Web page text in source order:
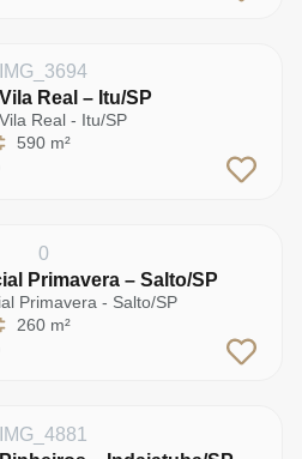
Real – Itu/SP
Real - Itu/SP
590 m²
Primavera – Salto/SP
Primavera - Salto/SP
260 m²